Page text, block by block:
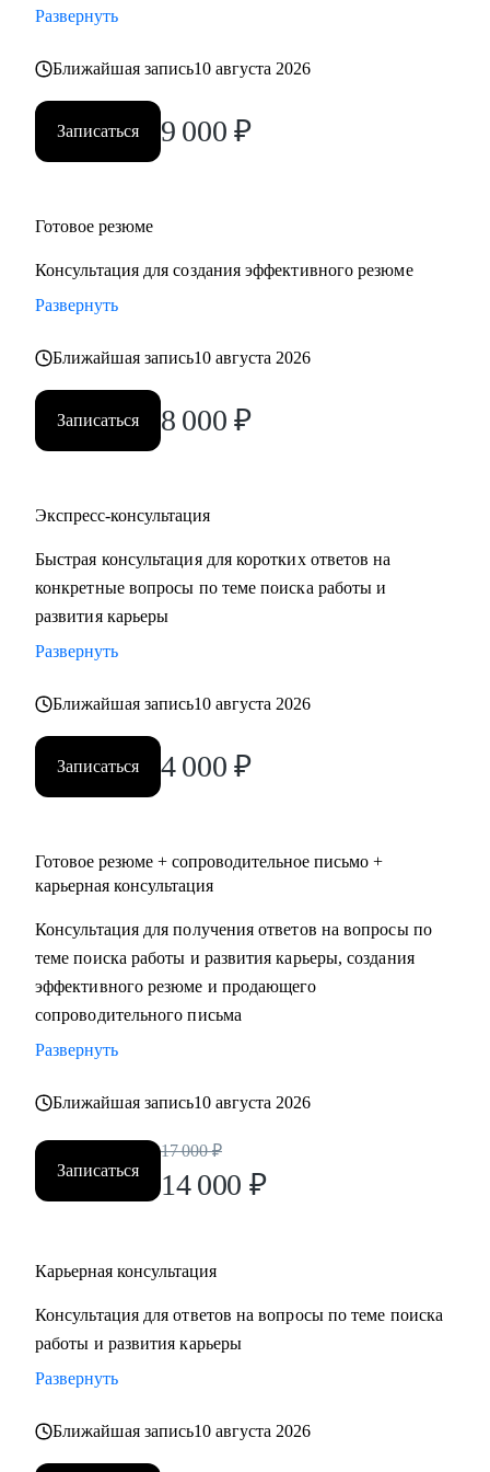
• Учу говорить про деньги, рост и ценность — уверенно и
Работаю индивидуально, с опорой на ваш опыт, ценности
и цели. Через психологическую диагностику, карьерный
коучинг и HR-практики. В удобном темпе, с реальными
результатами
Кому могу помочь:
• Кто устал от «просто работы» и хочет дело по душе
• Кто хочет расти, зарабатывать больше и не выгорать
пути
Основные специализации, с которыми работаю:
• Продажи/торговля
• Медицина/фармацевтика
• Строительство, недвижимость
• Туризм, гостиницы, рестораны
• Искусство, развлечения, массмедиа
• Спортивные клубы, фитнес, салоны красоты
• Административный персонал
Карьера — не марафон, а экосистема. Я помогу вам
выстроить её устойчиво, грамотно и с опорой на себя.
Запишитесь на консультацию — и начните путь к той
жизни, которую вы хотите проживать.
Развернуть
Ближайшая запись10 августа 2026
Записаться 9 000 ₽
Готовое резюме
Консультация для создания эффективного резюме
Развернуть
Ближайшая запись10 августа 2026
Записаться 8 000 ₽
Экспресс-консультация
Быстрая консультация для коротких ответов на
конкретные вопросы по теме поиска работы и
развития карьеры
Развернуть
Ближайшая запись10 августа 2026
Записаться 4 000 ₽
Готовое резюме + сопроводительное письмо +
карьерная консультация
Консультация для получения ответов на вопросы по
теме поиска работы и развития карьеры, создания
эффективного резюме и продающего
сопроводительного письма
Развернуть
Ближайшая запись10 августа 2026
Записаться
17 000 ₽
14 000 ₽
Карьерная консультация
Консультация для ответов на вопросы по теме поиска
работы и развития карьеры
Развернуть
Ближайшая запись10 августа 2026